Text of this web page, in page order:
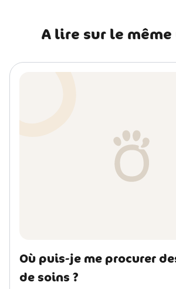
A lire sur le
Où puis-je me procurer
de soins ?